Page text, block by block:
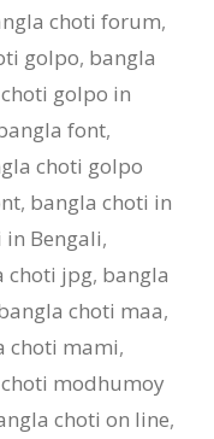
choti forum,
golpo, bangla
golpo in
font,
choti golpo
, bangla choti in
Bengali,
choti jpg, bangla
choti maa,
choti mami,
modhumoy
choti on line,